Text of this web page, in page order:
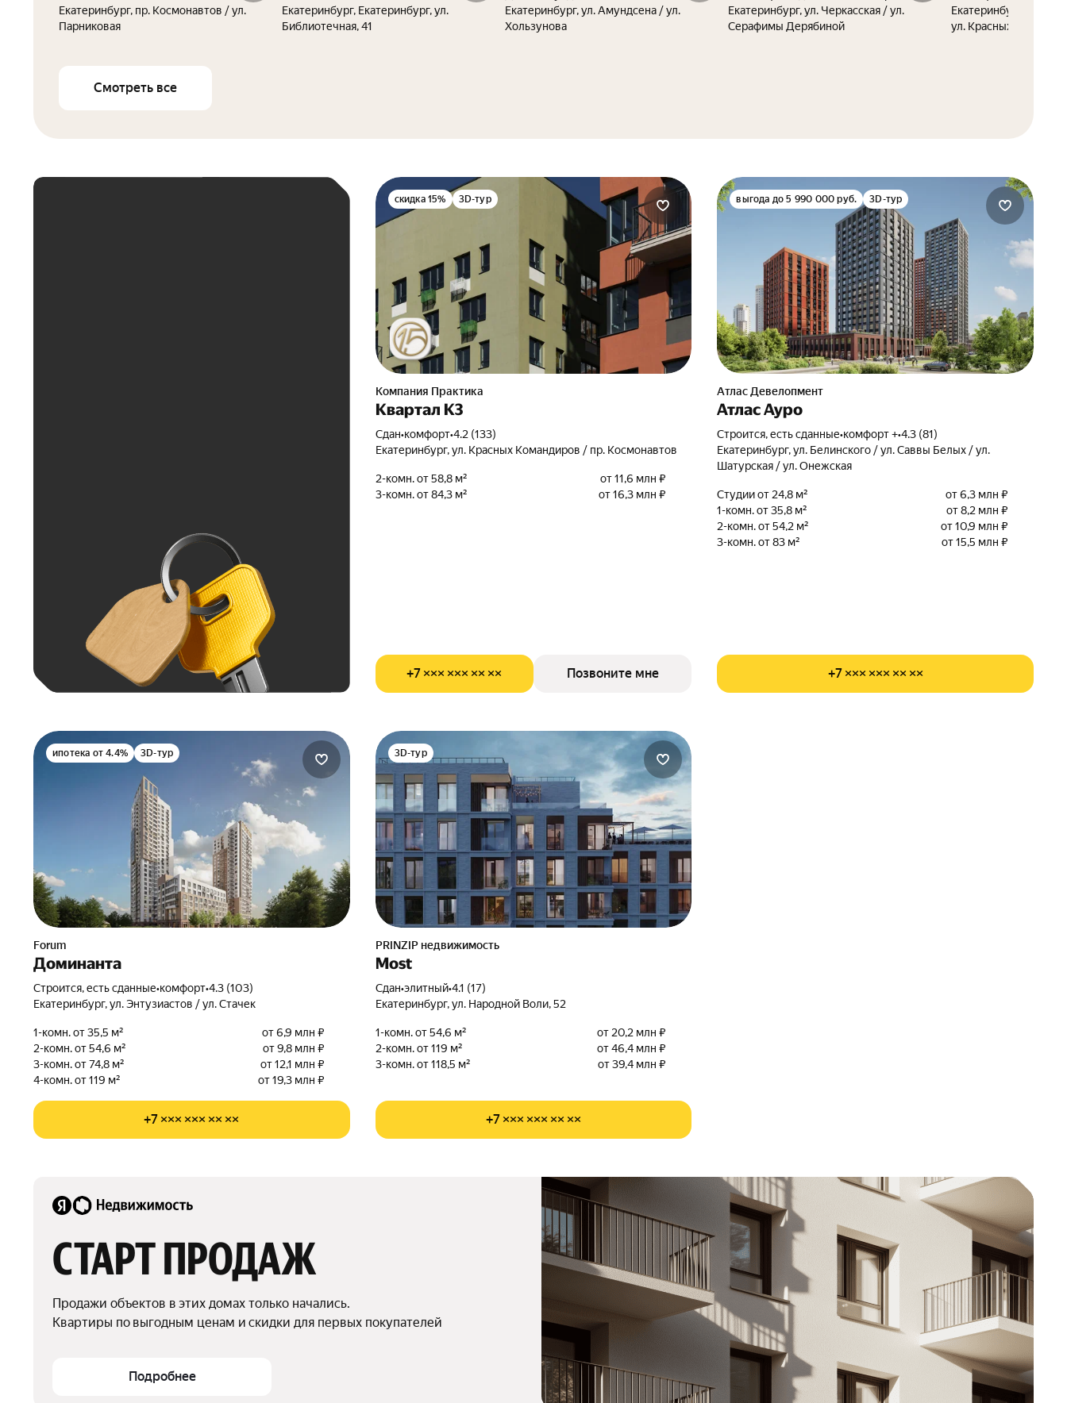
Екатеринбург, пр. Космонавтов / ул.
Парниковая
Екатеринбург, Екатеринбург, ул.
Библиотечная, 41
Екатеринбург, ул. Амундсена / ул.
Хользунова
Екатеринбург, ул. Черкасская / ул.
Серафимы Дерябиной
Екатеринбург, ул.
ул. Красных
Смотреть все
скидка 15% 3D-тур
Компания Практика
Квартал К3
Сдан•комфорт•4.2 (133)
Екатеринбург, ул. Красных Командиров / пр. Космонавтов
2-комн. от 58,8 м²
от 11,6 млн ₽
3-комн. от 84,3 м²
от 16,3 млн ₽
+7 ××× ××× ×× ×× Позвоните мне
выгода до 5 990 000 руб. 3D-тур
Атлас Девелопмент
Атлас Ауро
Строится, есть сданные•комфорт +•4.3 (81)
Екатеринбург, ул. Белинского / ул. Саввы Белых / ул.
Шатурская / ул. Онежская
Студии от 24,8 м²
от 6,3 млн ₽
1-комн. от 35,8 м²
от 8,2 млн ₽
2-комн. от 54,2 м²
от 10,9 млн ₽
3-комн. от 83 м²
от 15,5 млн ₽
+7 ××× ××× ×× ××
ипотека от 4.4% 3D-тур
Forum
Доминанта
Строится, есть сданные•комфорт•4.3 (103)
Екатеринбург, ул. Энтузиастов / ул. Стачек
1-комн. от 35,5 м²
от 6,9 млн ₽
2-комн. от 54,6 м²
от 9,8 млн ₽
3-комн. от 74,8 м²
от 12,1 млн ₽
4-комн. от 119 м²
от 19,3 млн ₽
+7 ××× ××× ×× ××
3D-тур
PRINZIP недвижимость
Most
Сдан•элитный•4.1 (17)
Екатеринбург, ул. Народной Воли, 52
1-комн. от 54,6 м²
от 20,2 млн ₽
2-комн. от 119 м²
от 46,4 млн ₽
3-комн. от 118,5 м²
от 39,4 млн ₽
+7 ××× ××× ×× ××
СТАРТ ПРОДАЖ
Продажи объектов в этих домах только начались.
Квартиры по выгодным ценам и скидки для первых покупателей
Подробнее